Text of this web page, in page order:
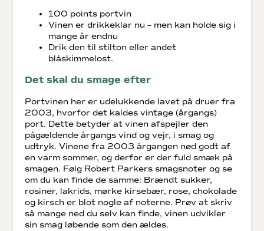
100 points portvin
Vinen er drikkeklar nu – men kan holde sig i
mange år endnu
Drik den til stilton eller andet
blåskimmelost.
Det skal du smage efter
Portvinen her er udelukkende lavet på druer fra
2003, hvorfor det kaldes vintage (årgangs)
port. Dette betyder at vinen afspejler den
pågældende årgangs vind og vejr, i smag og
udtryk. Vinene fra 2003 årgangen nød godt af
en varm sommer, og derfor er der fuld smæk på
smagen. Følg Robert Parkers smagsnoter og se
om du kan finde de samme: Brændt sukker,
rosiner, lakrids, mørke kirsebær, rose, chokolade
og kirsch er blot nogle af noterne. Prøv at skriv
så mange ned du selv kan finde, vinen udvikler
sin smag løbende som den ældes.